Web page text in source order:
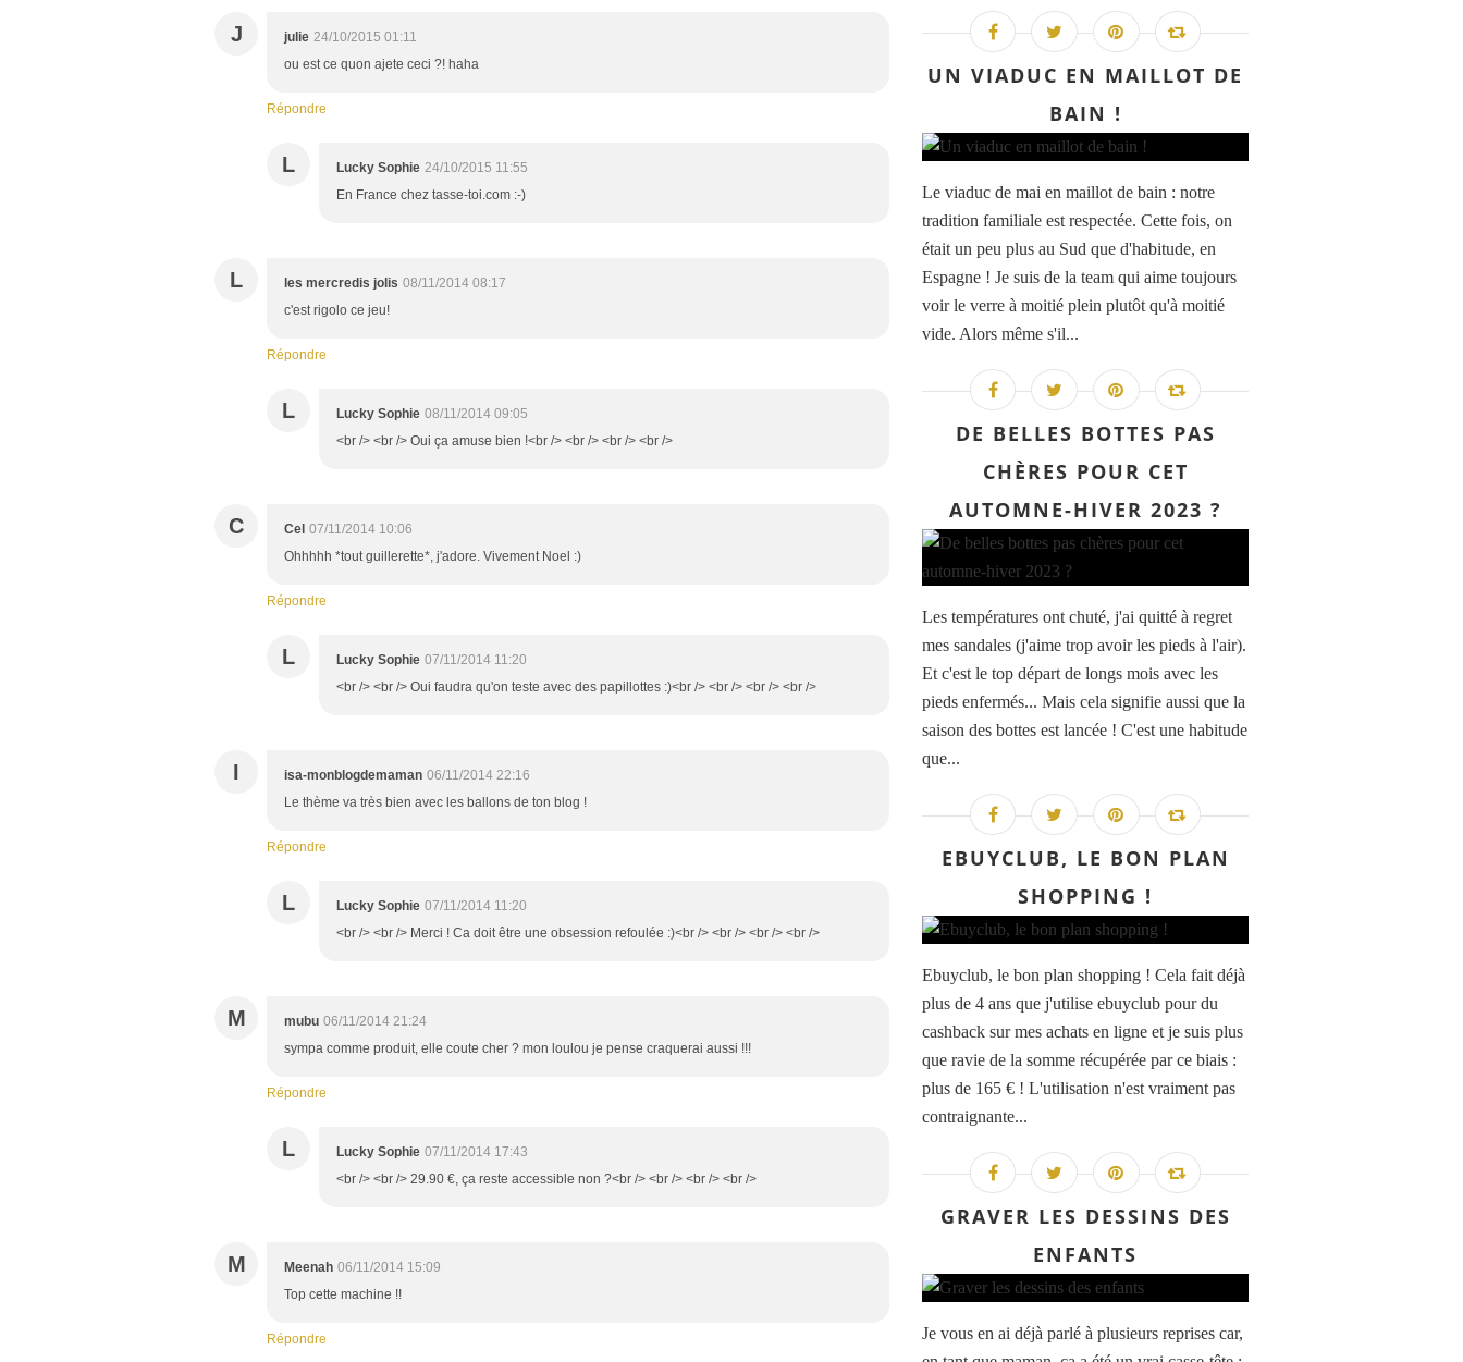
J julie 24/10/2015 01:11
ou est ce quon ajete ceci ?! haha
Répondre
L Lucky Sophie 24/10/2015 11:55
En France chez tasse-toi.com :-)
L les mercredis jolis 08/11/2014 08:17
c'est rigolo ce jeu!
Répondre
L Lucky Sophie 08/11/2014 09:05
<br /> <br /> Oui ça amuse bien !<br /> <br /> <br /> <br />
C Cel 07/11/2014 10:06
Ohhhhh *tout guillerette*, j'adore. Vivement Noel :)
Répondre
L Lucky Sophie 07/11/2014 11:20
<br /> <br /> Oui faudra qu'on teste avec des papillottes :)<br /> <br /> <br /> <br />
I isa-monblogdemaman 06/11/2014 22:16
Le thème va très bien avec les ballons de ton blog !
Répondre
L Lucky Sophie 07/11/2014 11:20
<br /> <br /> Merci ! Ca doit être une obsession refoulée :)<br /> <br /> <br /> <br />
M mubu 06/11/2014 21:24
sympa comme produit, elle coute cher ? mon loulou je pense craquerai aussi !!!
Répondre
L Lucky Sophie 07/11/2014 17:43
<br /> <br /> 29.90 €, ça reste accessible non ?<br /> <br /> <br /> <br />
M Meenah 06/11/2014 15:09
Top cette machine !!
Répondre
UN VIADUC EN MAILLOT DE
BAIN !
Le viaduc de mai en maillot de bain : notre
tradition familiale est respectée. Cette fois, on
était un peu plus au Sud que d'habitude, en
Espagne ! Je suis de la team qui aime toujours
voir le verre à moitié plein plutôt qu'à moitié
vide. Alors même s'il...
DE BELLES BOTTES PAS
CHÈRES POUR CET
AUTOMNE-HIVER 2023 ?
Les températures ont chuté, j'ai quitté à regret
mes sandales (j'aime trop avoir les pieds à l'air).
Et c'est le top départ de longs mois avec les
pieds enfermés... Mais cela signifie aussi que la
saison des bottes est lancée ! C'est une habitude
que...
EBUYCLUB, LE BON PLAN
SHOPPING !
Ebuyclub, le bon plan shopping ! Cela fait déjà
plus de 4 ans que j'utilise ebuyclub pour du
cashback sur mes achats en ligne et je suis plus
que ravie de la somme récupérée par ce biais :
plus de 165 € ! L'utilisation n'est vraiment pas
contraignante...
GRAVER LES DESSINS DES
ENFANTS
Je vous en ai déjà parlé à plusieurs reprises car,